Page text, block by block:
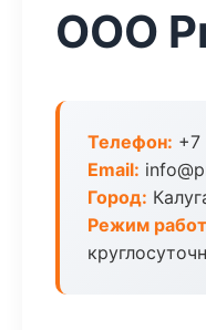
ООО
Телефон: +7
Email:
Город:
Режим